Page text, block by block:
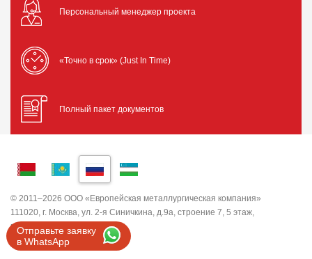
Отправьте заявку
в WhatsApp
Персональный менеджер проекта
«Точно в срок» (Just In Time)
Полный пакет документов
© 2011–2026 ООО «Европейская металлургическая компания»
111020, г. Москва, ул. 2-я Синичкина, д.9а, строение 7, 5 этаж,
помещение I, комната 5
ИНН 7743820503 ООО "ЕМК"